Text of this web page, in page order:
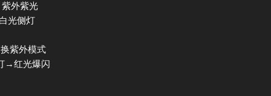
外紫光
光侧灯
紫外模式
→红光爆闪